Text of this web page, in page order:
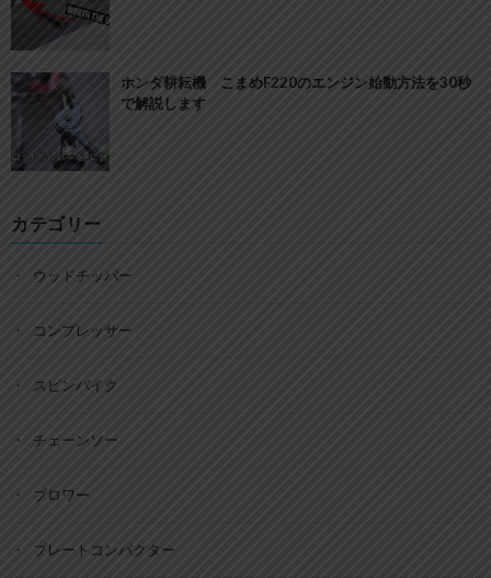
ホンダ耕耘機 こまめF220のエンジン始動方法を30秒
で解説します
カテゴリー
ウッドチッパー
コンプレッサー
スピンバイク
チェーンソー
ブロワー
プレートコンパクター